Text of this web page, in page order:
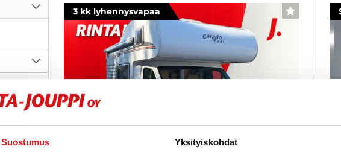
Suostumus Yksityiskohdat
3 kk lyhennysvapaa SUOSIKKI